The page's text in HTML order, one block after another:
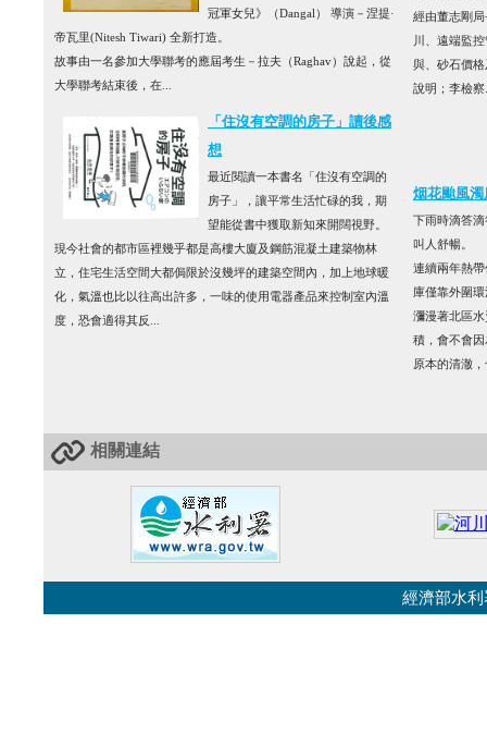
冠軍女兒》（Dangal） 導演－涅提·
帝瓦里(Nitesh Tiwari) 全新打造。
故事由一名參加大學聯考的應屆考生－拉夫（Raghav）說起，從
大學聯考結束後，在...
「住沒有空調的房子」讀後感
想
最近閱讀一本書名「住沒有空調的
房子」，讓平常生活忙碌的我，期
望能從書中獲取新知來開闊視野。
現今社會的都市區裡幾乎都是高樓大廈及鋼筋混凝土建築物林
立，住宅生活空間大都侷限於沒幾坪的建築空間內，加上地球暖
化，氣溫也比以往高出許多，一味的使用電器產品來控制室內溫
度，恐會適得其反...
經由董志剛
川、遠端監
與、砂石價
說明；李檢察
烟花颱風濁
下雨時滴答
叫人舒暢。
連續兩年熱
庫僅靠外圍
瀰漫著北區
積，會不會
原本的清澈
相關連結
經濟部水